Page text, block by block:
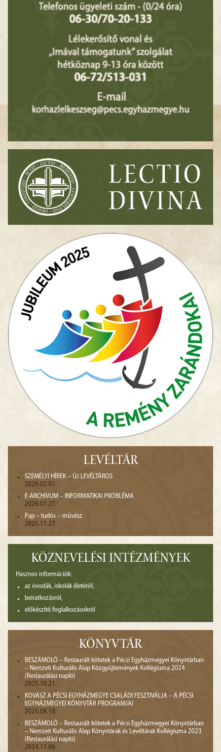
LEVÉLTÁR
SZEMÉLYI HÍREK – ÚJ LEVÉLTÁROS
2026.02.01.
E-ARCHIVUM – INFORMATIKAI PROBLÉMA
2026.01.27.
Pap – tudós – művész
2025.11.27.
KÖZNEVELÉSI INTÉZMÉNYEK
Hasznos információk:
az óvodák, iskolák életéről,
beiratkozásról,
előkészítő foglalkozásokról
KÖNYVTÁR
BESZÁMOLÓ – Restaurált kötetek a Pécsi Egyházmegyei Könyvtárban
– Nemzeti Kulturális Alap Közgyűjtemények Kollégiuma 2024
(Restaurálási napló)
2025.10.21.
KOVÁSZ A PÉCSI EGYHÁZMEGYE CSALÁDI FESZTIVÁLJA – A PÉCSI
EGYHÁZMEGYEI KÖNYVTÁR PROGRAMJAI
2025.08.18.
BESZÁMOLÓ – Restaurált kötetek a Pécsi Egyházmegyei Könyvtárban
– Nemzeti Kulturális Alap Könyvtárak és Levéltárak Kollégiuma 2023
(Restaurálási napló)
2024.11.06.